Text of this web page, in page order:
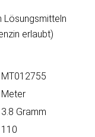
Lösungsmitteln
erlaubt)
MT012755
Meter
3.8 Gramm
110